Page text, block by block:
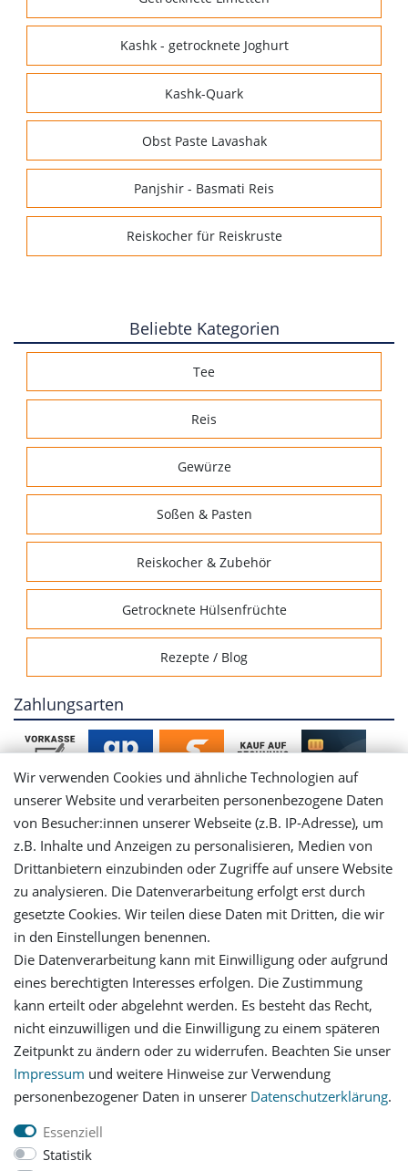
Kashk - getrocknete Joghurt
Kashk-Quark
Obst Paste Lavashak
Panjshir - Basmati Reis
Reiskocher für Reiskruste
Beliebte Kategorien
Tee
Reis
Gewürze
Soßen & Pasten
Reiskocher & Zubehör
Getrocknete Hülsenfrüchte
Rezepte / Blog
Zahlungsarten
Mein Konto
Login
Registrieren
Versandinformationen
Let's stay connected
Wir verwenden Cookies und ähnliche Technologien auf
unserer Website und verarbeiten personenbezogene Daten
von Besucher:innen unserer Webseite (z.B. IP-Adresse), um
z.B. Inhalte und Anzeigen zu personalisieren, Medien von
Drittanbietern einzubinden oder Zugriffe auf unsere Website
zu analysieren. Die Datenverarbeitung erfolgt erst durch
gesetzte Cookies. Wir teilen diese Daten mit Dritten, die wir
in den Einstellungen benennen.
Die Datenverarbeitung kann mit Einwilligung oder aufgrund
eines berechtigten Interesses erfolgen. Die Zustimmung
kann erteilt oder abgelehnt werden. Es besteht das Recht,
nicht einzuwilligen und die Einwilligung zu einem späteren
Zeitpunkt zu ändern oder zu widerrufen. Beachten Sie unser
Impressum und weitere Hinweise zur Verwendung
personenbezogener Daten in unserer Daten­schutz­erklärung.
Essenziell
Statistik